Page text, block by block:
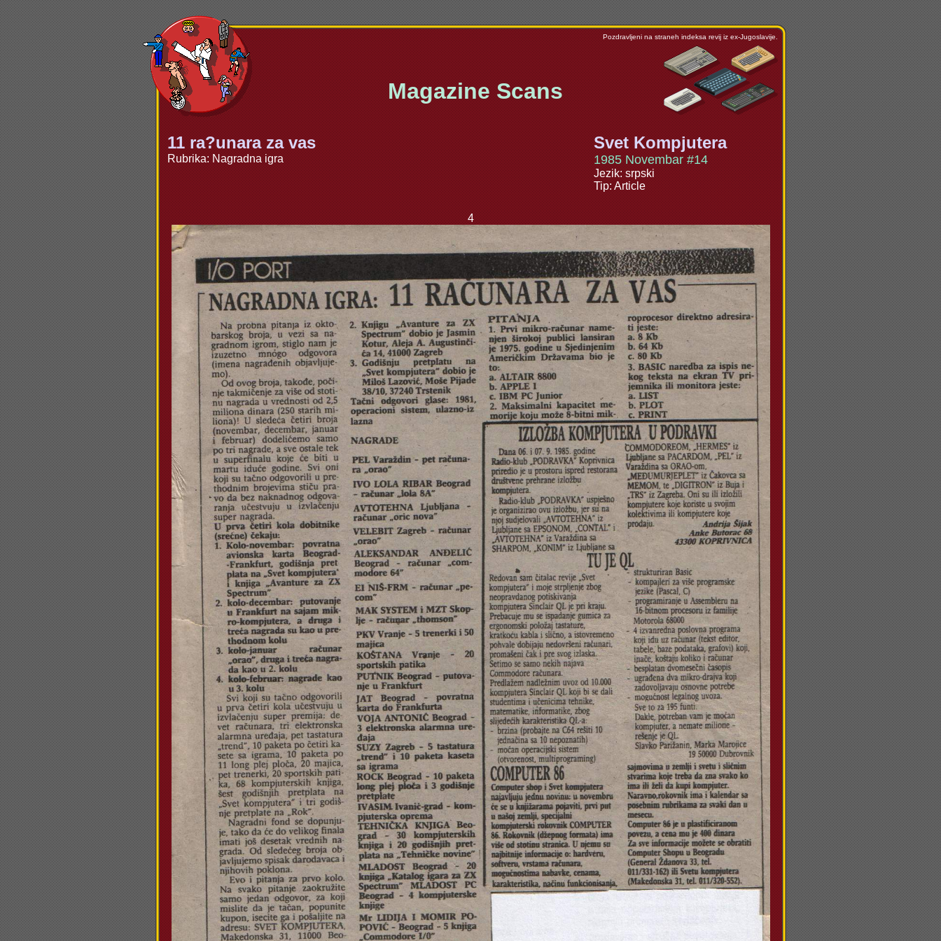
Pozdravljeni na straneh indeksa revij iz ex-Jugoslavije.
Magazine Scans
11 ra?unara za vas
Rubrika: Nagradna igra
Svet Kompjutera
1985 Novembar #14
Jezik: srpski
Tip: Article
4